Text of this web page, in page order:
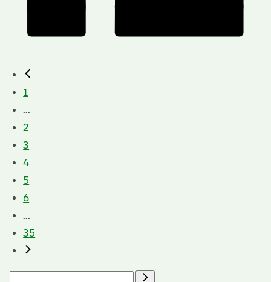
1
...
2
3
4
5
6
...
35